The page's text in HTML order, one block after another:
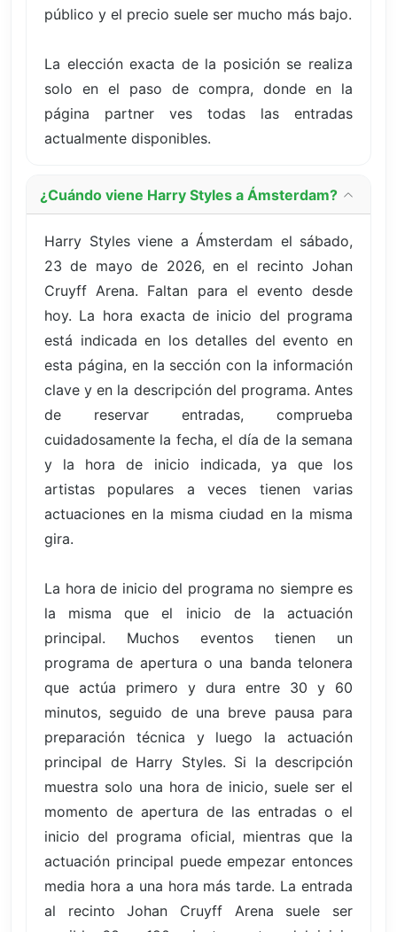
público y el precio suele ser mucho más bajo.
La elección exacta de la posición se realiza
solo en el paso de compra, donde en la
página partner ves todas las entradas
actualmente disponibles.
¿Cuándo viene Harry Styles a Ámsterdam?
Harry Styles viene a Ámsterdam el sábado,
23 de mayo de 2026, en el recinto Johan
Cruyff Arena. Faltan para el evento desde
hoy. La hora exacta de inicio del programa
está indicada en los detalles del evento en
esta página, en la sección con la información
clave y en la descripción del programa. Antes
de reservar entradas, comprueba
cuidadosamente la fecha, el día de la semana
y la hora de inicio indicada, ya que los
artistas populares a veces tienen varias
actuaciones en la misma ciudad en la misma
gira.
La hora de inicio del programa no siempre es
la misma que el inicio de la actuación
principal. Muchos eventos tienen un
programa de apertura o una banda telonera
que actúa primero y dura entre 30 y 60
minutos, seguido de una breve pausa para
preparación técnica y luego la actuación
principal de Harry Styles. Si la descripción
muestra solo una hora de inicio, suele ser el
momento de apertura de las entradas o el
inicio del programa oficial, mientras que la
actuación principal puede empezar entonces
media hora a una hora más tarde. La entrada
al recinto Johan Cruyff Arena suele ser